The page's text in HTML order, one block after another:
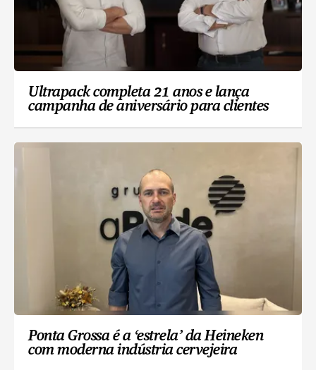
Ultrapack completa 21 anos e lança
campanha de aniversário para clientes
Ponta Grossa é a ‘estrela’ da Heineken
com moderna indústria cervejeira